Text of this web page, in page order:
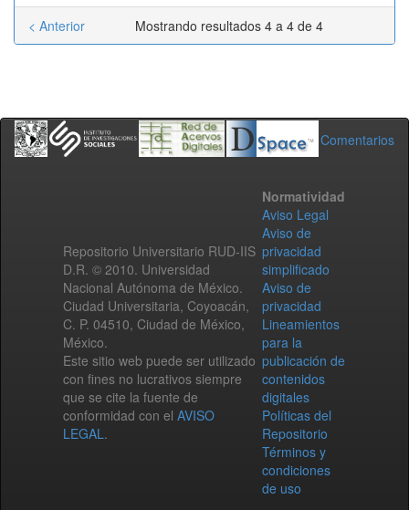
Mostrando resultados 4 a 4 de 4
< Anterior
Comentarios
Repositorio Universitario RUD-IIS
D.R. © 2010. Universidad
Nacional Autónoma de México.
Ciudad Universitaria, Coyoacán,
C. P. 04510, Ciudad de México,
México.
Este sitio web puede ser utilizado
con fines no lucrativos siempre
que se cite la fuente de
conformidad con el AVISO
LEGAL.
Normatividad
Aviso Legal
Aviso de
privacidad
simplificado
Aviso de
privacidad
Lineamientos
para la
publicación de
contenidos
digitales
Políticas del
Repositorio
Términos y
condiciones
de uso